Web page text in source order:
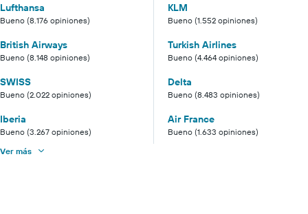
Lufthansa
Bueno (8.176 opiniones)
KLM
Bueno (1.552 opiniones)
British Airways
Bueno (8.148 opiniones)
Turkish Airlines
Bueno (4.464 opiniones)
SWISS
Bueno (2.022 opiniones)
Delta
Bueno (8.483 opiniones)
Iberia
Bueno (3.267 opiniones)
Air France
Bueno (1.633 opiniones)
Ver más